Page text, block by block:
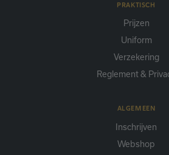
PRAKTISCH
Prijzen
Uniform
Verzekering
Reglement &
ALGEMEEN
Inschrijven
Webshop